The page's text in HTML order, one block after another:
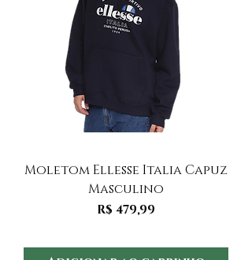
Moletom Ellesse Italia Capuz
Masculino
Preço
R$ 479,99